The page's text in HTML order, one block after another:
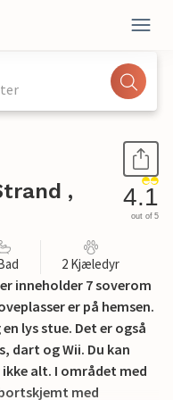
,
4.1
out of 5
2 Kjæledyr
inneholder 7 soverom
er på hemsen.
lys stue. Det er også
dart og Wii. Du kan
alt. I området med
med